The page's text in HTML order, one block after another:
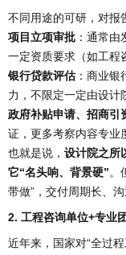
不同用途的可研，对报
项目立项审批 ：通常
一定资质要求（如工程
银行贷款评估 ：商业
力，不限定一定由设计
政府补贴申请、招商引
证，更多考察内容专业
也就是说， 设计院之所
它“名头响、背景硬”。
带做”，交付周期长、
2. 工程咨询单位+专业
近年来，国家对“全过